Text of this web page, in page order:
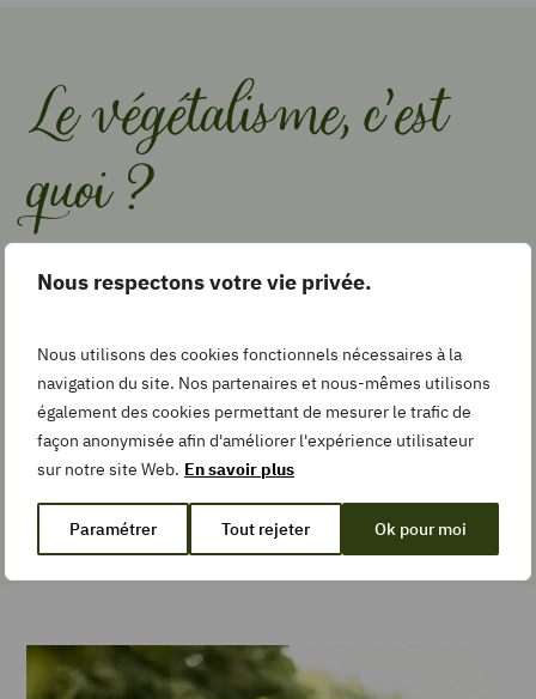
Nous respectons votre vie privée.
Nous utilisons des cookies fonctionnels nécessaires à la
navigation du site. Nos partenaires et nous-mêmes utilisons
également des cookies permettant de mesurer le trafic de
façon anonymisée afin d'améliorer l'expérience utilisateur
sur notre site Web. En savoir plus
Paramétrer Tout rejeter Ok pour moi
Le végétalisme, c’est
quoi ?
C’est une forme
de l’ovo ou lacto-
d’origine animale. Seuls lesaliments d’origine
végétalesubsistent dans les menus : céréales,
légumineuses, fruits et légumes cohabitent et
constituent la base de l’alimentation du
végétalien.